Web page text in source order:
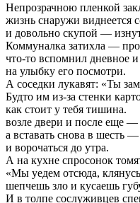
Непрозрачною пленкой
жизнь снаружи виднеется
и довольно скупой —
Коммуналка затихла —
что-то вспомнил дневное
на улыбку его посмотри.
А соседки лукавят: «Ты
Будто им из-за стенки
как стоит у тебя тишина.
возле двери и после еще —
а вставать снова в шесть
и ворочаться до утра.
А на кухне спросонок
«Мы уедем отсюда,
шепчешь зло и кусаешь
И в толпе сослуживцев